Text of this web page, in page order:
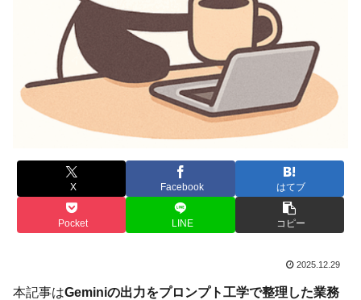
X Facebook はてブ
Pocket LINE コピー
2025.12.29
本記事はGeminiの出力をプロンプト工学で整理した業務